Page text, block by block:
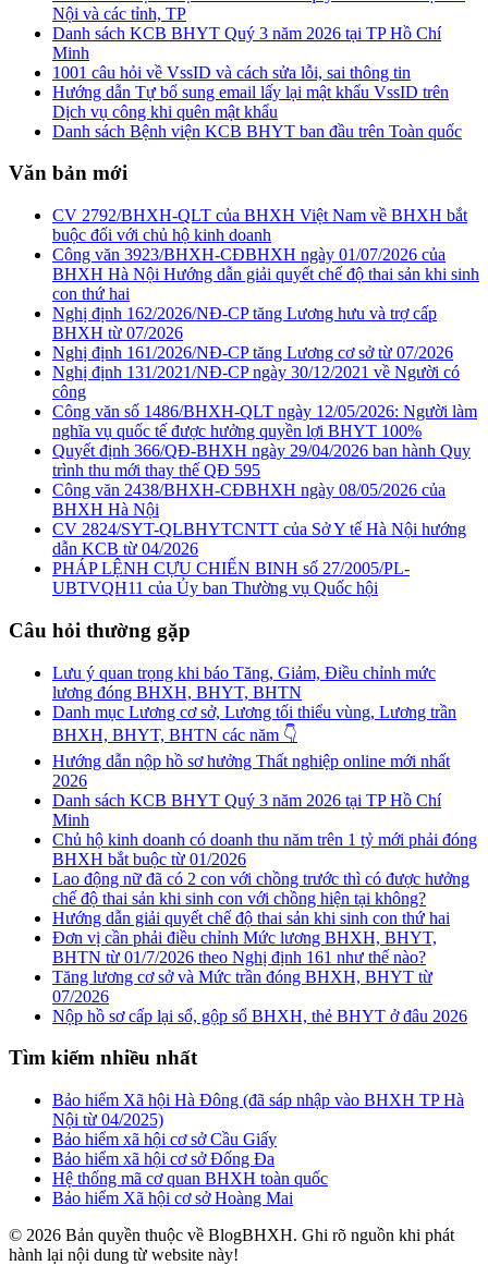
Nội và các tỉnh, TP
Danh sách KCB BHYT Quý 3 năm 2026 tại TP Hồ Chí
Minh
1001 câu hỏi về VssID và cách sửa lỗi, sai thông tin
Hướng dẫn Tự bổ sung email lấy lại mật khẩu VssID trên
Dịch vụ công khi quên mật khẩu
Danh sách Bệnh viện KCB BHYT ban đầu trên Toàn quốc
Văn bản mới
CV 2792/BHXH-QLT của BHXH Việt Nam về BHXH bắt
buộc đối với chủ hộ kinh doanh
Công văn 3923/BHXH-CĐBHXH ngày 01/07/2026 của
BHXH Hà Nội Hướng dẫn giải quyết chế độ thai sản khi sinh
con thứ hai
Nghị định 162/2026/NĐ-CP tăng Lương hưu và trợ cấp
BHXH từ 07/2026
Nghị định 161/2026/NĐ-CP tăng Lương cơ sở từ 07/2026
Nghị định 131/2021/NĐ-CP ngày 30/12/2021 về Người có
công
Công văn số 1486/BHXH-QLT ngày 12/05/2026: Người làm
nghĩa vụ quốc tế được hưởng quyền lợi BHYT 100%
Quyết định 366/QĐ-BHXH ngày 29/04/2026 ban hành Quy
trình thu mới thay thế QĐ 595
Công văn 2438/BHXH-CĐBHXH ngày 08/05/2026 của
BHXH Hà Nội
CV 2824/SYT-QLBHYTCNTT của Sở Y tế Hà Nội hướng
dẫn KCB từ 04/2026
PHÁP LỆNH CỰU CHIẾN BINH số 27/2005/PL-
UBTVQH11 của Ủy ban Thường vụ Quốc hội
Câu hỏi thường gặp
Lưu ý quan trọng khi báo Tăng, Giảm, Điều chỉnh mức
lương đóng BHXH, BHYT, BHTN
Danh mục Lương cơ sở, Lương tối thiểu vùng, Lương trần
BHXH, BHYT, BHTN các năm 👇
Hướng dẫn nộp hồ sơ hưởng Thất nghiệp online mới nhất
2026
Danh sách KCB BHYT Quý 3 năm 2026 tại TP Hồ Chí
Minh
Chủ hộ kinh doanh có doanh thu năm trên 1 tỷ mới phải đóng
BHXH bắt buộc từ 01/2026
Lao động nữ đã có 2 con với chồng trước thì có được hưởng
chế độ thai sản khi sinh con với chồng hiện tại không?
Hướng dẫn giải quyết chế độ thai sản khi sinh con thứ hai
Đơn vị cần phải điều chỉnh Mức lương BHXH, BHYT,
BHTN từ 01/7/2026 theo Nghị định 161 như thế nào?
Tăng lương cơ sở và Mức trần đóng BHXH, BHYT từ
07/2026
Nộp hồ sơ cấp lại sổ, gộp sổ BHXH, thẻ BHYT ở đâu 2026
Tìm kiếm nhiều nhất
Bảo hiểm Xã hội Hà Đông (đã sáp nhập vào BHXH TP Hà
Nội từ 04/2025)
Bảo hiểm xã hội cơ sở Cầu Giấy
Bảo hiểm xã hội cơ sở Đống Đa
Hệ thống mã cơ quan BHXH toàn quốc
Bảo hiểm Xã hội cơ sở Hoàng Mai
© 2026 Bản quyền thuộc về BlogBHXH. Ghi rõ nguồn khi phát
hành lại nội dung từ website này!